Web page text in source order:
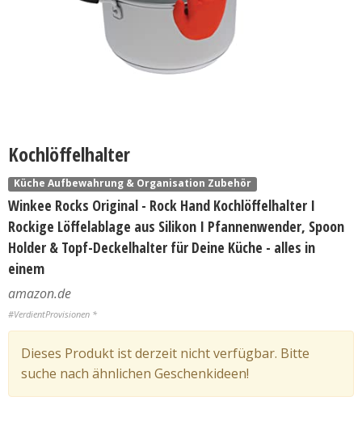
Kochlöffelhalter
Küche Aufbewahrung & Organisation Zubehör
Winkee Rocks Original - Rock Hand Kochlöffelhalter I
Rockige Löffelablage aus Silikon I Pfannenwender, Spoon
Holder & Topf-Deckelhalter für Deine Küche - alles in
einem
amazon.de
#VerdientProvisionen *
Dieses Produkt ist derzeit nicht verfügbar. Bitte
suche nach ähnlichen Geschenkideen!